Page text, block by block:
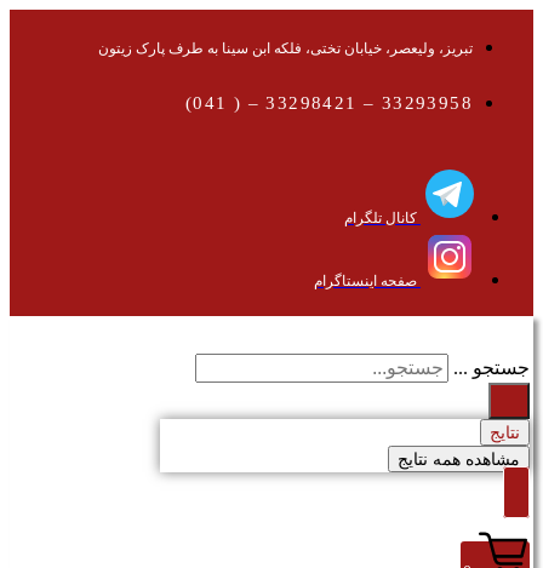
تبریز، ولیعصر، خیابان تختی، فلکه ابن سینا به طرف پارک زیتون
33293958 – 33298421 – ( 041)
کانال تلگرام
صفحه اینستاگرام
جستجو ...
نتایج
مشاهده همه نتایج